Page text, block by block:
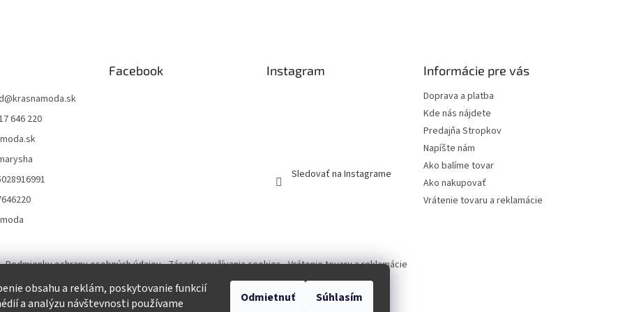
obsahu a reklám, poskytovanie funkcií
a analýzu návštevnosti používame
Odmietnuť Súhlasím
@krasnamoda.sk
646 220
Facebook Instagram
Sledovať na Instagrame
Informácie pre vás
Doprava a platba
Kde nás nájdete
Predajňa Stropkov
Napíšte nám
Ako balíme tovar
Ako nakupovať
Vrátenie tovaru a reklamácie
Podmienky ochrany osobných údajov Zásady používania cookies Vrátenie tovaru a reklamácie
Tvorba eshopu a SEO optimalizácia